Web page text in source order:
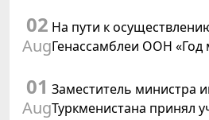
02
Aug
На пути к
Генассамблеи ООН «Год
Туркменистаном
01
Aug
Заместитель министра
Туркменистана принял